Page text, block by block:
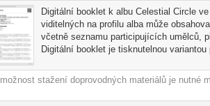
Digitální booklet k albu Celestial Circle
viditelných na profilu alba může
včetně seznamu participujících umělců,
Digitální booklet je tisknutelnou variantou
stažení doprovodných materiálů je nutné